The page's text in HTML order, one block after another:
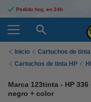
Pedido hoy, en 24h
Inicio Cartuchos de tinta
Cartuchos de tinta HP
Marca 123tinta - HP
negro + color